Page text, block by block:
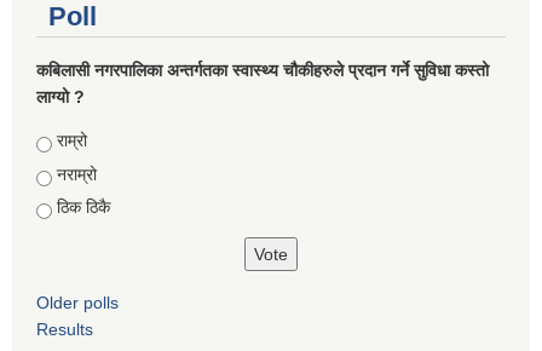
Poll
कबिलासी नगरपालिका अन्तर्गतका स्वास्थ्य चौकीहरुले प्रदान गर्ने सुविधा कस्तो
लाग्यो ?
Choices
राम्रो
नराम्रो
ठिक ठिकै
Older polls
Results